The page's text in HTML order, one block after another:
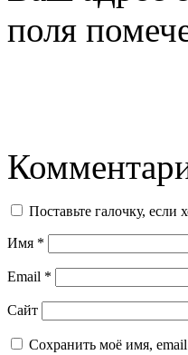
поля
Поставьте галочку,
Имя *
Email *
Сайт
Сохранить моё имя,